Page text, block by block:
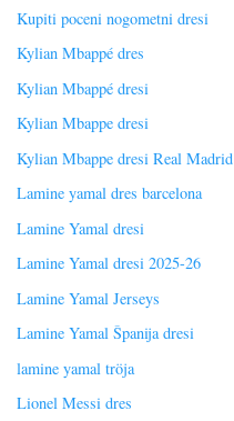
Kupiti poceni nogometni dresi
Kylian Mbappé dres
Kylian Mbappé dresi
Kylian Mbappe dresi
Kylian Mbappe dresi Real Madrid
Lamine yamal dres barcelona
Lamine Yamal dresi
Lamine Yamal dresi 2025-26
Lamine Yamal Jerseys
Lamine Yamal Španija dresi
lamine yamal tröja
Lionel Messi dres